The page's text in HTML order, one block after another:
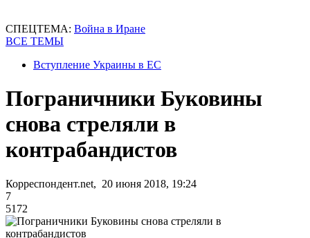
СПЕЦТЕМА: Война в Иране
ВСЕ ТЕМЫ
Вступление Украины в ЕС
Пограничники Буковины
снова стреляли в
контрабандистов
Корреспондент.net, 20 июня 2018, 19:24
7
5172